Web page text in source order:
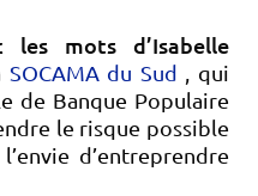
les mots d’Isabelle
SOCAMA du Sud
, qui
de Banque Populaire
le risque possible
d’entreprendre